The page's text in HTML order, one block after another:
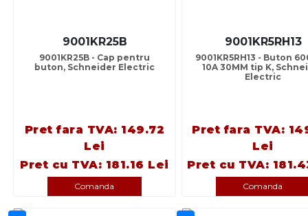
9001KR25B
9001KR25B - Cap pentru
buton, Schneider Electric
Pret fara TVA: 149.72
Lei
Pret cu TVA: 181.16 Lei
Comanda
9001KR5RH13
9001KR5RH13 - Buton
10A 30MM tip K,
Electric
Pret fara TVA:
Lei
Pret cu TVA:
Comanda